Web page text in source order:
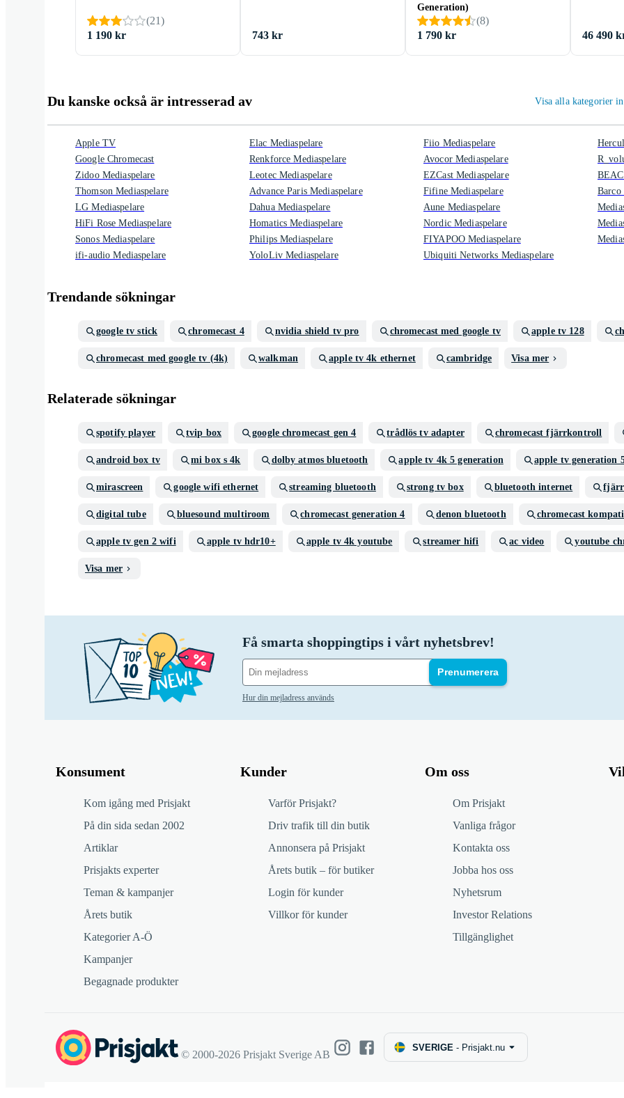
(21)
1 190 kr
743 kr
Generation)
(8)
1 790 kr
46 490
Du kanske också är intresserad av Visa alla kategorier
Apple TV
Google Chromecast
Zidoo Mediaspelare
Thomson Mediaspelare
LG Mediaspelare
HiFi Rose Mediaspelare
Sonos Mediaspelare
ifi-audio Mediaspelare
Elac Mediaspelare
Renkforce Mediaspelare
Leotec Mediaspelare
Advance Paris Mediaspelare
Dahua Mediaspelare
Homatics Mediaspelare
Philips Mediaspelare
YoloLiv Mediaspelare
Fiio Mediaspelare
Avocor Mediaspelare
EZCast Mediaspelare
Fifine Mediaspelare
Aune Mediaspelare
Nordic Mediaspelare
FIYAPOO Mediaspelare
Ubiquiti Networks Mediaspelare
Barco
Trendande sökningar
google tv stick chromecast 4 nvidia shield tv pro chromecast med google tv apple tv 128
chromecast med google tv (4k) walkman apple tv 4k ethernet cambridge Visa mer
Relaterade sökningar
spotify player tvip box google chromecast gen 4 trådlös tv adapter chromecast fjärrkontroll
android box tv mi box s 4k dolby atmos bluetooth apple tv 4k 5 generation apple tv generation
mirascreen google wifi ethernet streaming bluetooth strong tv box bluetooth internet
digital tube bluesound multiroom chromecast generation 4 denon bluetooth chromecast
apple tv gen 2 wifi apple tv hdr10+ apple tv 4k youtube streamer hifi ac video youtube
Visa mer
Få smarta shoppingtips i vårt nyhetsbrev!
Prenumerera
Hur din mejladress används
Konsument
Kom igång med Prisjakt
På din sida sedan 2002
Artiklar
Prisjakts experter
Teman & kampanjer
Årets butik
Kategorier A-Ö
Kampanjer
Begagnade produkter
Kunder
Varför Prisjakt?
Driv trafik till din butik
Annonsera på Prisjakt
Årets butik – för butiker
Login för kunder
Villkor för kunder
Om oss
Om Prisjakt
Vanliga frågor
Kontakta oss
Jobba hos oss
Nyhetsrum
Investor Relations
Tillgänglighet
© 2000-2026 Prisjakt Sverige AB
SVERIGE - Prisjakt.nu